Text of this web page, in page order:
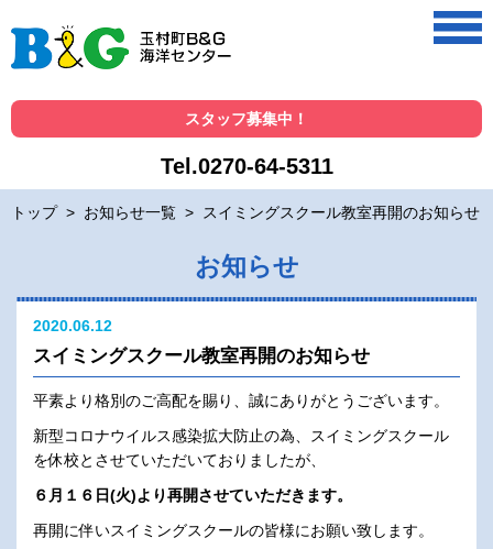
スタッフ募集中！
Tel.0270-64-5311
トップ > お知らせ一覧 > スイミングスクール教室再開のお知らせ
お知らせ
2020.06.12
スイミングスクール教室再開のお知らせ
平素より格別のご高配を賜り、誠にありがとうございます。
新型コロナウイルス感染拡大防止の為、スイミングスクール
を休校とさせていただいておりましたが、
６月１６日(火)より再開させていただきます。
再開に伴いスイミングスクールの皆様にお願い致します。